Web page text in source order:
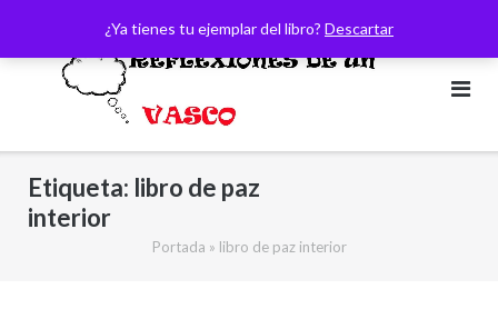
¿Ya tienes tu ejemplar del libro? Descartar
contenido
Etiqueta: libro de paz
interior
Portada » libro de paz interior